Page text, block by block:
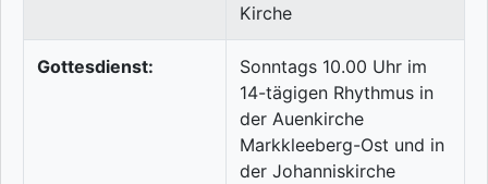
Kirche
Gottesdienst:
Sonntags 10.00 Uhr im
14-tägigen Rhythmus in
der Auenkirche
Markkleeberg-Ost und in
der Johanniskirche